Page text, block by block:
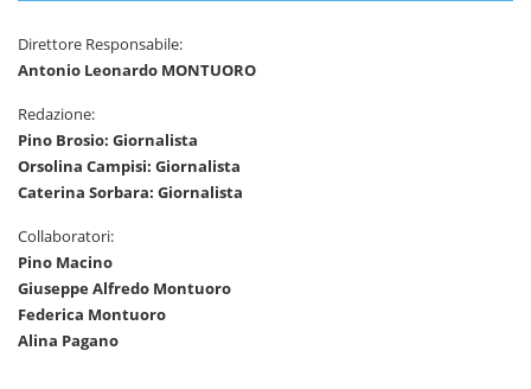
Direttore Responsabile:
Antonio Leonardo MONTUORO
Redazione:
Pino Brosio: Giornalista
Orsolina Campisi: Giornalista
Caterina Sorbara: Giornalista
Collaboratori:
Pino Macino
Giuseppe Alfredo Montuoro
Federica Montuoro
Alina Pagano